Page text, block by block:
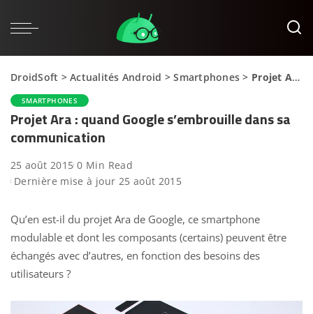
DroidSoft >Actualités Android >Smartphones > Projet Ara : quand Google s’embrouille dans sa communication
SMARTPHONES
Projet Ara : quand Google s’embrouille dans sa
communication
25 août 2015 0 Min Read
Dernière mise à jour 25 août 2015
Qu’en est-il du projet Ara de Google, ce smartphone
modulable et dont les composants (certains) peuvent être
échangés avec d’autres, en fonction des besoins des
utilisateurs ?